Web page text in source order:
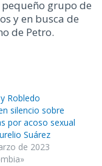
grupo de
y en busca de
de Petro.
Robledo
silencio sobre
por acoso sexual
Suárez
de 2023